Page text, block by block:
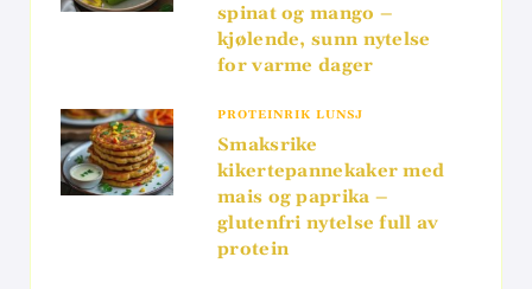
spinat og mango –
kjølende, sunn nytelse
for varme dager
PROTEINRIK LUNSJ
Smaksrike
kikertepannekaker med
mais og paprika –
glutenfri nytelse full av
protein